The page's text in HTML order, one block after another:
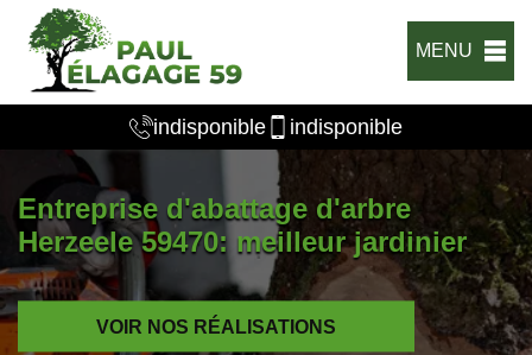
MENU
indisponible indisponible
Entreprise d'abattage d'arbre
Herzeele 59470: meilleur jardinier
VOIR NOS RÉALISATIONS